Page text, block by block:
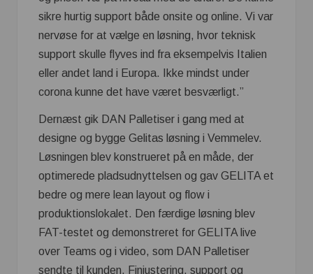
sikre hurtig support både onsite og online. Vi var
nervøse for at vælge en løsning, hvor teknisk
support skulle flyves ind fra eksempelvis Italien
eller andet land i Europa. Ikke mindst under
corona kunne det have været besværligt.”
Dernæst gik DAN Palletiser i gang med at
designe og bygge Gelitas løsning i Vemmelev.
Løsningen blev konstrueret på en måde, der
optimerede pladsudnyttelsen og gav GELITA et
bedre og mere lean layout og flow i
produktionslokalet. Den færdige løsning blev
FAT-testet og demonstreret for GELITA live
over Teams og i video, som DAN Palletiser
sendte til kunden. Finjustering, support og